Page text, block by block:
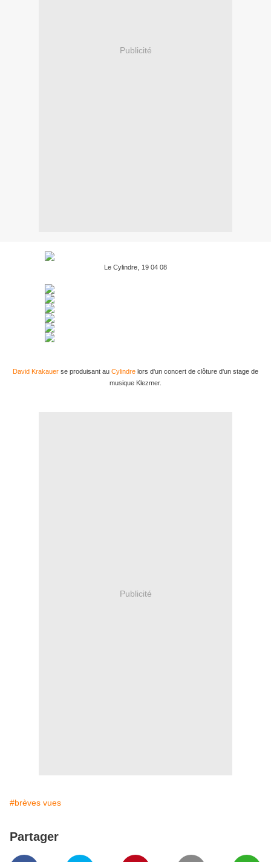
Publicité
Le Cylindre, 19 04 08
David Krakauer se produisant au Cylindre lors d'un concert de clôture d'un stage de
musique Klezmer.
Publicité
#brèves vues
Partager